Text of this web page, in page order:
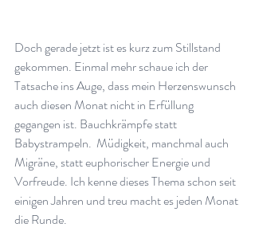
Doch gerade jetzt ist es kurz zum Stillstand
gekommen. Einmal mehr schaue ich der
Tatsache ins Auge, dass mein Herzenswunsch
auch diesen Monat nicht in Erfüllung
gegangen ist. Bauchkrämpfe statt
Babystrampeln.  Müdigkeit, manchmal auch
Migräne, statt euphorischer Energie und
Vorfreude. Ich kenne dieses Thema schon seit
einigen Jahren und treu macht es jeden Monat
die Runde.